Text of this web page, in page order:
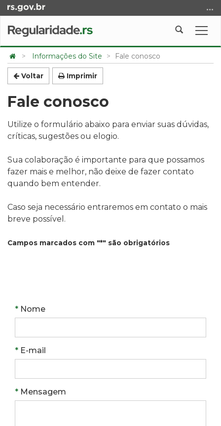
para
para
busca
Abrir
Início
do
conteúdo
Informações do Site Fale conosco
Voltar Imprimir
Fale conosco
Utilize o formulário abaixo para enviar suas dúvidas,
críticas, sugestões ou elogio.
Sua colaboração é importante para que possamos
fazer mais e melhor, não deixe de fazer contato
quando bem entender.
Caso seja necessário entraremos em contato o mais
breve possível.
Campos marcados com "*" são obrigatórios
NomeObrigatório
E-mail
Mensagem